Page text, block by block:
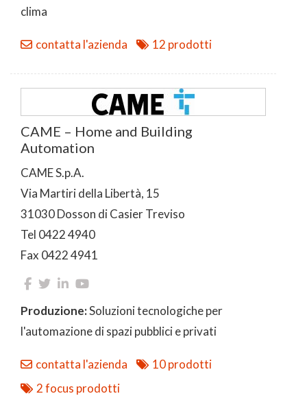
clima
contatta l'azienda 12 prodotti
CAME – Home and Building
Automation
CAME S.p.A.
Via Martiri della Libertà, 15
31030 Dosson di Casier Treviso
Tel 0422 4940
Fax 0422 4941
Produzione:Soluzioni tecnologiche per
l'automazione di spazi pubblici e privati
contatta l'azienda
10 prodotti
2 focus prodotti